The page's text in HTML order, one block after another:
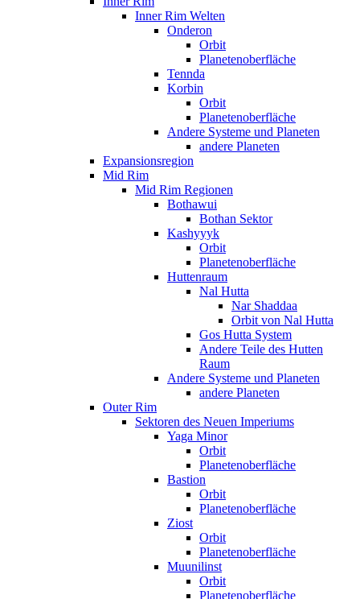
Inner Rim Welten
Onderon
Orbit
Planetenoberfläche
Tennda
Korbin
Orbit
Planetenoberfläche
Andere Systeme und Planeten
andere Planeten
Expansionsregion
Mid Rim
Mid Rim Regionen
Bothawui
Bothan Sektor
Kashyyyk
Orbit
Planetenoberfläche
Huttenraum
Nal Hutta
Nar Shaddaa
Orbit von Nal Hutta
Gos Hutta System
Andere Teile des Hutten
Raum
Andere Systeme und Planeten
andere Planeten
Outer Rim
Sektoren des Neuen Imperiums
Yaga Minor
Orbit
Planetenoberfläche
Bastion
Orbit
Planetenoberfläche
Ziost
Orbit
Planetenoberfläche
Muunilinst
Orbit
Planetenoberfläche